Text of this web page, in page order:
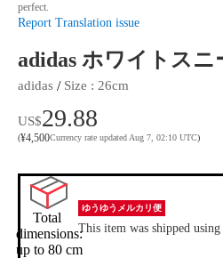
perfect.
Report Translation issue
adidas ホワイトスニ
adidas / Size : 26cm
US$29.88
(¥4,500Currency rate updated Aug 7, 02:10 UTC)
Total
dimensions:
up to 80 cm
ゆうゆうメルカリ便
This item was shipped using